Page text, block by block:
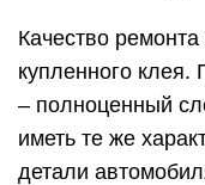
Качество
купленного клея.
– полноценный
иметь те же
детали